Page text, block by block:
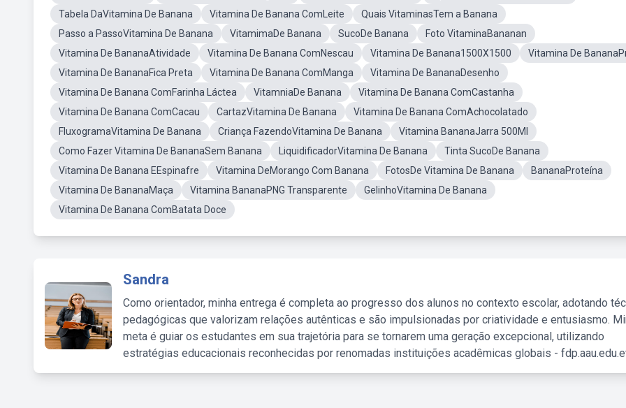
Tabela DaVitamina De Banana
Vitamina De Banana ComLeite
Quais VitaminasTem a Banana
Passo a PassoVitamina De Banana
VitamimaDe Banana SucoDe Banana
Foto VitaminaBananan
Vitamina De BananaAtividade
Vitamina De Banana ComNescau Vitamina De Banana1500X1500
Vitamina De
Vitamina De BananaFica Preta
Vitamina De Banana ComManga
Vitamina De BananaDesenho
Vitamina De Banana ComFarinha Láctea
VitamniaDe Banana
Vitamina De Banana ComCastanha
Vitamina De Banana ComCacau
CartazVitamina De Banana
Vitamina De Banana ComAchocolatado
FluxogramaVitamina De Banana
Criança FazendoVitamina De Banana
Vitamina BananaJarra 500Ml
Como Fazer Vitamina De BananaSem Banana
LiquidificadorVitamina De Banana
Tinta SucoDe Banana
Vitamina De Banana EEspinafre
Vitamina DeMorango Com Banana FotosDe Vitamina De Banana
BananaProteína
Vitamina De BananaMaça
Vitamina BananaPNG Transparente
GelinhoVitamina De Banana
Vitamina De Banana ComBatata Doce
Sandra
Como orientador, minha entrega é completa ao progresso dos alunos no contexto escolar, adotando
pedagógicas que valorizam relações autênticas e são impulsionadas por criatividade e entusiasmo.
meta é guiar os estudantes em sua trajetória para se tornarem uma geração excepcional, utilizando
estratégias educacionais reconhecidas por renomadas instituições acadêmicas globais -